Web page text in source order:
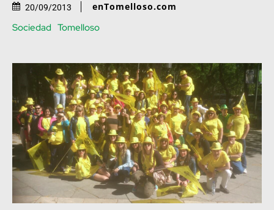
20/09/2013 enTomelloso.com
Sociedad Tomelloso